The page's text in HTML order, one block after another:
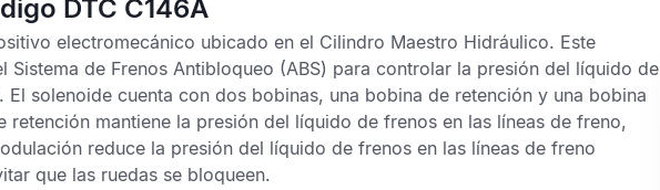
DTC C146A
electromecánico ubicado en el Cilindro Maestro Hidráulico. Este
Sistema de Frenos Antibloqueo (ABS) para controlar la presión del líquido de
El solenoide cuenta con dos bobinas, una bobina de retención y una bobina
retención mantiene la presión del líquido de frenos en las líneas de freno,
reduce la presión del líquido de frenos en las líneas de freno
que las ruedas se bloqueen.